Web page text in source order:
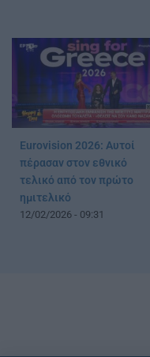
Eurovision 2026: Αυτοί
πέρασαν στον εθνικό
τελικό από τον πρώτο
ημιτελικό
12/02/2026 - 09:31